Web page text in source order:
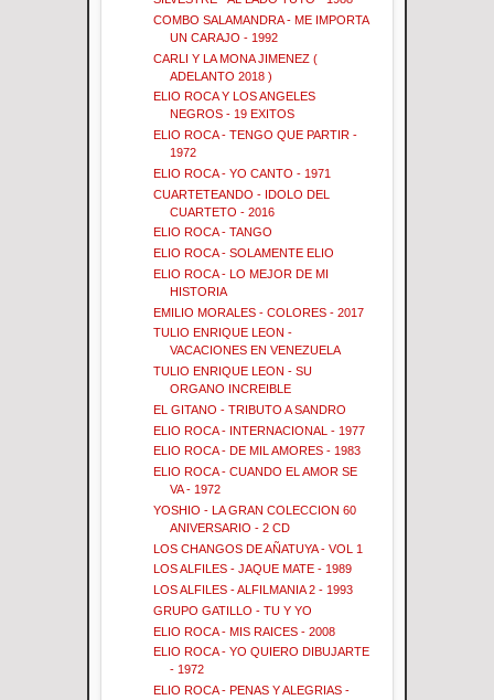
COMBO SALAMANDRA - ME IMPORTA
UN CARAJO - 1992
CARLI Y LA MONA JIMENEZ (
ADELANTO 2018 )
ELIO ROCA Y LOS ANGELES
NEGROS - 19 EXITOS
ELIO ROCA - TENGO QUE PARTIR -
1972
ELIO ROCA - YO CANTO - 1971
CUARTETEANDO - IDOLO DEL
CUARTETO - 2016
ELIO ROCA - TANGO
ELIO ROCA - SOLAMENTE ELIO
ELIO ROCA - LO MEJOR DE MI
HISTORIA
EMILIO MORALES - COLORES - 2017
TULIO ENRIQUE LEON -
VACACIONES EN VENEZUELA
TULIO ENRIQUE LEON - SU
ORGANO INCREIBLE
EL GITANO - TRIBUTO A SANDRO
ELIO ROCA - INTERNACIONAL - 1977
ELIO ROCA - DE MIL AMORES - 1983
ELIO ROCA - CUANDO EL AMOR SE
VA - 1972
YOSHIO - LA GRAN COLECCION 60
ANIVERSARIO - 2 CD
LOS CHANGOS DE AÑATUYA - VOL 1
LOS ALFILES - JAQUE MATE - 1989
LOS ALFILES - ALFILMANIA 2 - 1993
GRUPO GATILLO - TU Y YO
ELIO ROCA - MIS RAICES - 2008
ELIO ROCA - YO QUIERO DIBUJARTE
- 1972
ELIO ROCA - PENAS Y ALEGRIAS -